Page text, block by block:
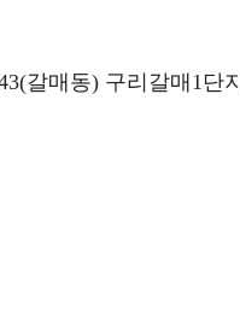
갈매동) 구리갈매1단지